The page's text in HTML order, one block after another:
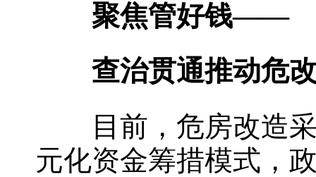
聚焦管好钱——
查治贯通推动危改
目前，危房改造采
元化资金筹措模式，